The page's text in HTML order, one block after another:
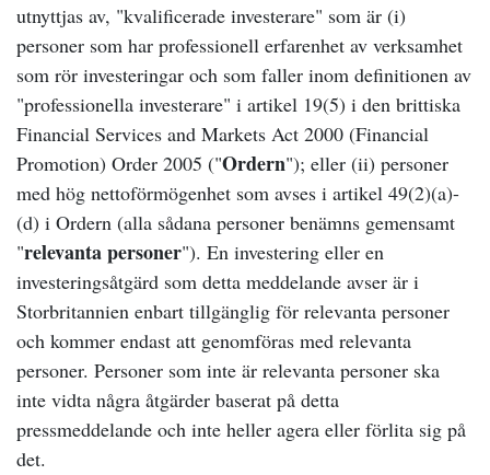
utnyttjas av, "kvalificerade investerare" som är (i)
personer som har professionell erfarenhet av verksamhet
som rör investeringar och som faller inom definitionen av
"professionella investerare" i artikel 19(5) i den brittiska
Financial Services and Markets Act 2000 (Financial
Promotion) Order 2005 ("Ordern"); eller (ii) personer
med hög nettoförmögenhet som avses i artikel 49(2)(a)-
(d) i Ordern (alla sådana personer benämns gemensamt
"relevanta personer"). En investering eller en
investeringsåtgärd som detta meddelande avser är i
Storbritannien enbart tillgänglig för relevanta personer
och kommer endast att genomföras med relevanta
personer. Personer som inte är relevanta personer ska
inte vidta några åtgärder baserat på detta
pressmeddelande och inte heller agera eller förlita sig på
det.